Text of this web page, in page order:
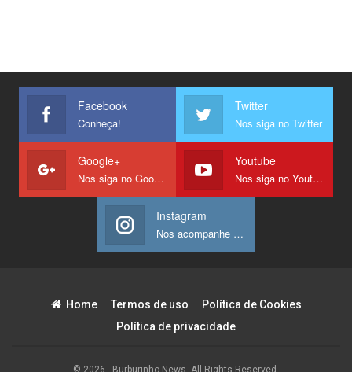
Facebook
Conheça!
Twitter
Nos siga no Twitter
Google+
Nos siga no Google +
Youtube
Nos siga no Youtube
Instagram
Nos acompanhe no Instagram
Home Termos de uso
Política de Cookies
Política de privacidade
© 2026 - Burburinho News. All Rights Reserved.